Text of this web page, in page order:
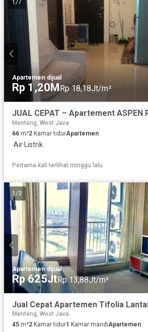
1 /7
Apartemen·dijual
Rp 1,20MRp 18,18Jt/m²
Menteng, West Java
66 m²2 Kamar tidurApartemen
·Air· Listrik
Pertama kali terlihat minggu lalu
1 /3
Apartemen·dijual
Rp 625JtRp 13,88Jt/m²
Jual Cepat Apartemen Tifolia
Menteng, West Java
45 m²2 Kamar tidur1 Kamar mandiApartemen